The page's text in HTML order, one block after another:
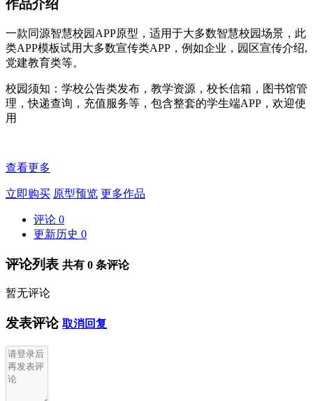
作品介绍
一款同源智慧校园APP原型，适用于大多数智慧校园场景，此
类APP模板试用大多数宣传类APP，例如企业，园区宣传介绍,
党建教育类等。
校园须知：学校公告类发布，教学资源，校长信箱，图书馆管
理，快递查询，充值服务等，包含整套的学生端APP，欢迎使
用
查看更多
立即购买 原型预览 更多作品
评论 0
更新历史 0
评论列表 共有 0 条评论
暂无评论
发表评论 取消回复